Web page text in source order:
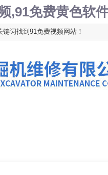
,91免费黄色软
键词找到91免费视频网站！